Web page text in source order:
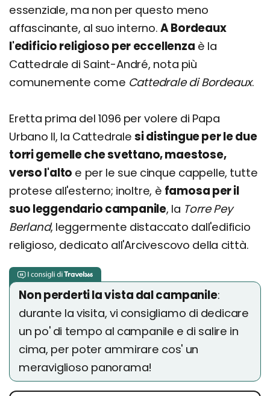
essenziale, ma non per questo meno
affascinante, al suo interno.A Bordeaux
l'edificio religioso per eccellenza è la
Cattedrale di Saint-André, nota più
comunemente come Cattedrale di Bordeaux.
Eretta prima del 1096 per volere di Papa
Urbano II, la Cattedralesi distingue per le due
torri gemelle che svettano, maestose,
verso l'alto e per le sue cinque cappelle, tutte
protese all'esterno; inoltre, è famosa per il
suo leggendario campanile, la Torre Pey
Berland, leggermente distaccato dall'edificio
religioso, dedicato all'Arcivescovo della città.
Non perderti la vista dal campanile:
durante la visita, vi consigliamo di dedicare
un po' di tempo al campanile e di salire in
cima, per poter ammirare cos' un
meraviglioso panorama!